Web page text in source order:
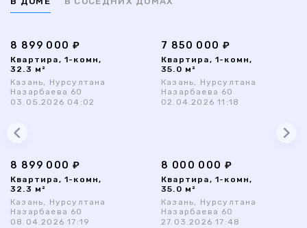
8 899 000 ₽
Квартира, 1-комн,
32.3 м²
Казань, Нурсултана
Назарбаева 60
03.05.2026 04:02
7 850 000 ₽
Квартира, 1-комн,
35.0 м²
Казань, Нурсултана
Назарбаева 60
02.04.2026 11:18
8 899 000 ₽
Квартира, 1-комн,
32.3 м²
Казань, Нурсултана
Назарбаева 60
08.04.2026 17:19
8 000 000 ₽
Квартира, 1-комн,
35.0 м²
Казань, Нурсултана
Назарбаева 60
27.03.2026 17:48